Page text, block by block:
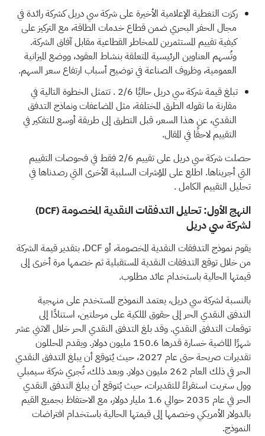
ركزت التغطية الإعلامية الأخيرة على شركة سي دريل كشركة رائدة في
مجال الحفر البحري ضمن قطاع خدمات الطاقة، مع التركيز على
كيفية تقييم المستثمرين للمخاطر القطاعية مقابل آفاق الشركة.
وتُسهم العناوين الرئيسية المتعلقة بنشاط العقود، ووضع الميزانية
العمومية، وظروف الصناعة في توضيح أسباب ارتفاع سعر السهم.
تبلغ قيمة شركة سي دريل حاليًا 2/6
. تتمثل الخطوة التالية في
مقارنة ما تقوله الطرق المختلفة، مثل المضاعفات ونماذج التدفق
النقدي، عن هذا السعر، قبل التطرق إلى طريقة أوسع للتفكير في
التقييم لاحقًا في المقال.
حصلت شركة سي دريل على تقييم 2/6 فقط في فحوصات التقييم
التي أجريناها. اطلع على المؤشرات السلبية الأخرى التي رصدناها في
تحليل التقييم الكامل.
النهج الأول: تحليل التدفقات النقدية المخصومة(DCF)
لشركة سي دريل
يقوم نموذج التدفقات النقدية المخصومة، أو DCF، بتقدير قيمة الشركة
من خلال توقع التدفقات النقدية المستقبلية ثم خصمها مرة أخرى إلى
قيمتها الحالية باستخدام عائد مطلوب.
بالنسبة لشركة سي دريل، يعتمد النموذج المستخدم على منهجية
التدفق النقدي الحر إلى حقوق الملكية على مرحلتين، استنادًا إلى
توقعات التدفق النقدي. وقد بلغ التدفق النقدي الحر خلال الاثني عشر
شهرًا الماضية خسارة قدرها 150.6 مليون دولار. ويقدم المحللون
تقديرات صريحة حتى عام 2027، حيث يُتوقع أن يبلغ التدفق النقدي
الحر في ذلك العام 262 مليون دولار. وبعد ذلك، تُجري شركة سيمبلي
وول ستريت استقراءً للتقديرات، حيث يُتوقع أن يبلغ التدفق النقدي
الحر في عام 2035 حوالي 1.6 مليار دولار، مع الاحتفاظ بجميع القيم
بالدولار الأمريكي وخصمها إلى قيمتها الحالية باستخدام افتراضات
النموذج.